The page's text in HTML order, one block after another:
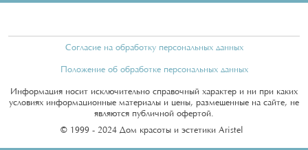
Согласие на обработку персональных данных
Положение об обработке персональных данных
Информация носит исключительно справочный характер и ни при каких
условиях информационные материалы и цены, размещенные на сайте, не
являются публичной офертой.
© 1999 - 2024 Дом красоты и эстетики Aristel